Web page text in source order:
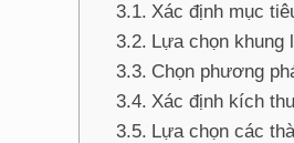
Xác định mục
Lựa chọn khung
Chọn phương
Xác định kích
Lựa chọn các